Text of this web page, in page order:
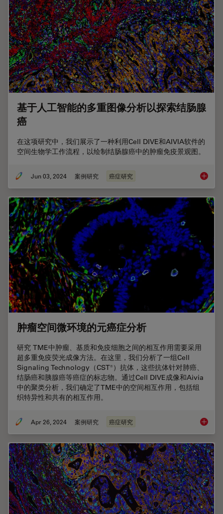
基于人工智能的多重图像分析以探索结肠腺
癌
在这项研究中，我们展示了一种利用Cell DIVE和AIVIA软件的
空间生物学工作流程，以绘制结肠腺癌中的肿瘤免疫景观图。
Jun 03, 2024 案例研究 癌症研究 基于人
肿瘤空间微环境的元癌症分析
研究 TME中肿瘤、基质和免疫细胞之间的相互作用需要采用
超多重免疫荧光成像方法。在这里，我们分析了一组Cell
Signaling Technology（CST®）抗体，这些抗体针对肺癌、
结肠癌和胰腺癌等癌症的标志物。通过Cell DIVE成像和Aivia
中的聚类分析，我们确定了TME中的空间相互作用，包括组
织特异性和共有的相互作用。
Apr 26, 2024 案例研究 癌症研究 肿瘤空